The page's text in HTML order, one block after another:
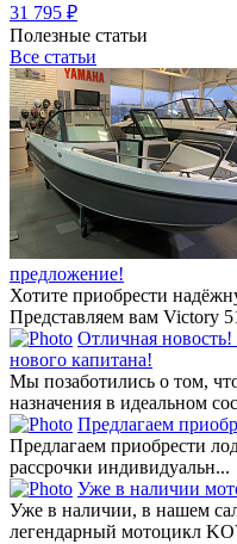
31 795 ₽
Полезные статьи
Все статьи
предложение!
Хотите приобрести
Представляем вам Victory
Отличная
нового капитана!
Мы позаботились о том,
назначения в идеальном
Предлагаем
Предлагаем приобрести
рассрочки индивидуальн...
Уже в наличии
Уже в наличии, в нашем
легендарный мотоцикл